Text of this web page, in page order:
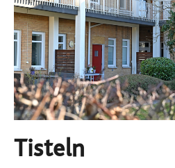
Tisteln